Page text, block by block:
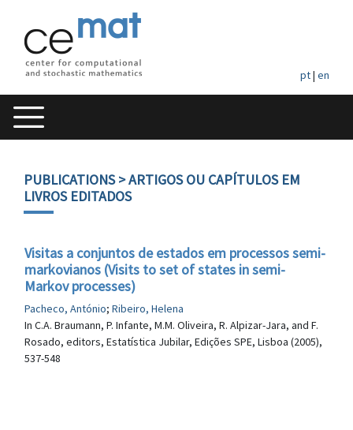
pt| en
PUBLICATIONS> ARTIGOS OU CAPÍTULOS EM
LIVROS EDITADOS
Visitas a conjuntos de estados em processos semi-
markovianos (Visits to set of states in semi-
Markov processes)
Pacheco, António; Ribeiro, Helena
In C.A. Braumann, P. Infante, M.M. Oliveira, R. Alpizar-Jara, and F.
Rosado, editors, Estatística Jubilar, Edições SPE, Lisboa (2005),
537-548